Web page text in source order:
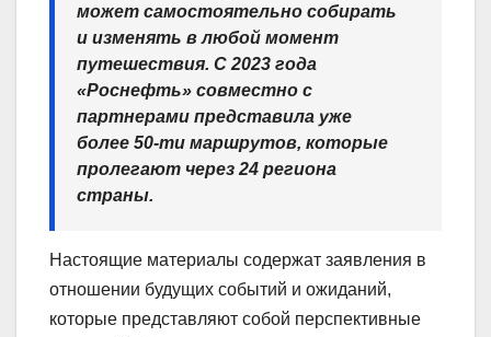
может самостоятельно собирать
и изменять в любой момент
путешествия. С 2023 года
«Роснефть» совместно с
партнерами представила уже
более 50-ти маршрутов, которые
пролегают через 24 региона
страны.
Настоящие материалы содержат заявления в
отношении будущих событий и ожиданий,
которые представляют собой перспективные